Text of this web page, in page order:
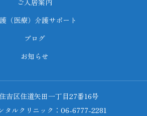
ご入居案内
（医療）介護サポート
ブログ
お知らせ
吉区住道矢田一丁目27番16号
タルクリニック：06-6777-2281